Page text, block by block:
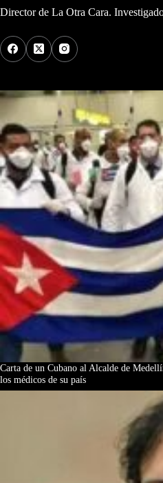
Director de La Otra Cara.
Carta de un Cubano al Alcalde de
los médicos de su país